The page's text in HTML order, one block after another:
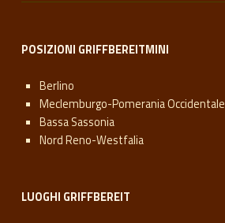
POSIZIONI GRIFFBEREITMINI
Berlino
Meclemburgo-Pomerania Occidentale
Bassa Sassonia
Nord Reno-Westfalia
LUOGHI GRIFFBEREIT